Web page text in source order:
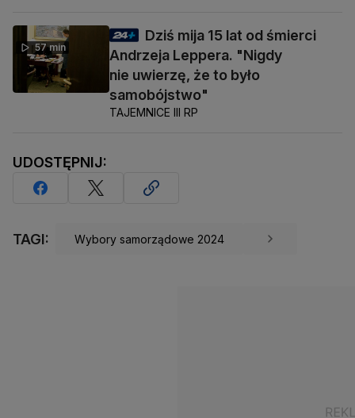
57 min
Dziś mija 15 lat od śmierci
Andrzeja Leppera. "Nigdy
nie uwierzę, że to było
samobójstwo"
TAJEMNICE III RP
UDOSTĘPNIJ:
TAGI: Wybory samorządowe 2024